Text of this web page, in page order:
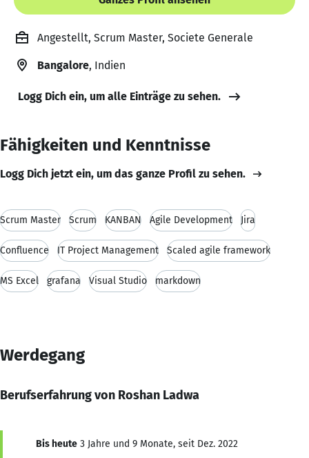
Angestellt, Scrum Master, Societe Generale
Bangalore, Indien
Logg Dich ein, um alle Einträge zu sehen.
Fähigkeiten und Kenntnisse
Logg Dich jetzt ein, um das ganze Profil zu sehen.
Scrum Master Scrum KANBAN Agile Development Jira
Confluence IT Project Management Scaled agile framework
MS Excel grafana Visual Studio markdown
Werdegang
Berufserfahrung von Roshan Ladwa
Bis heute 3 Jahre und 9 Monate, seit Dez. 2022